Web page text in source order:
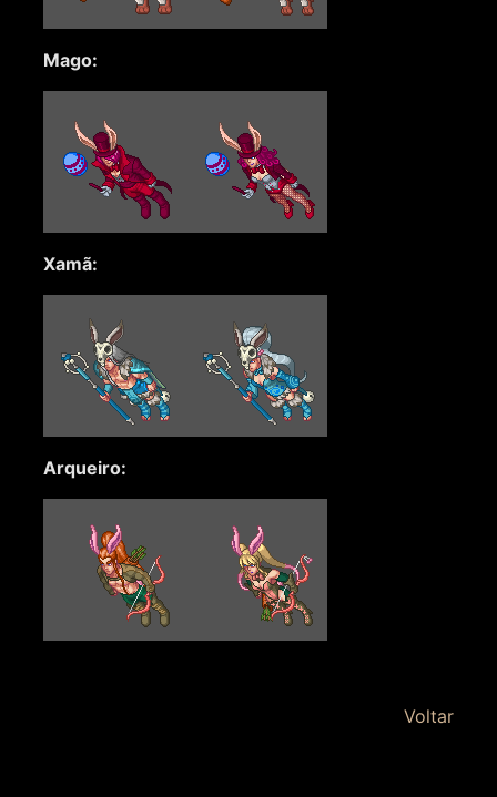
Mago:
Xamã:
Arqueiro:
Voltar